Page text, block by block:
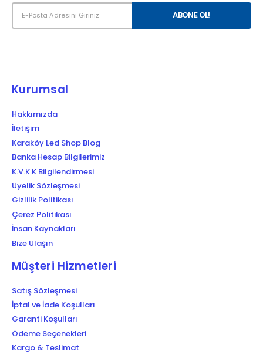
Kurumsal
Hakkımızda
İletişim
Karaköy Led Shop Blog
Banka Hesap Bilgilerimiz
K.V.K.K Bilgilendirmesi
Üyelik Sözleşmesi
Gizlilik Politikası
Çerez Politikası
İnsan Kaynakları
Bize Ulaşın
Müşteri Hizmetleri
Satış Sözleşmesi
İptal ve İade Koşulları
Garanti Koşulları
Ödeme Seçenekleri
Kargo & Teslimat